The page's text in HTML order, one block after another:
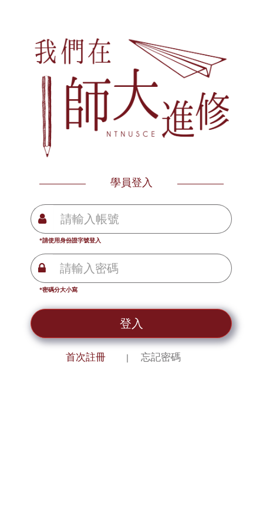
學員登入
*請使用身份證字號登入
*密碼分大小寫
登入
首次註冊 忘記密碼